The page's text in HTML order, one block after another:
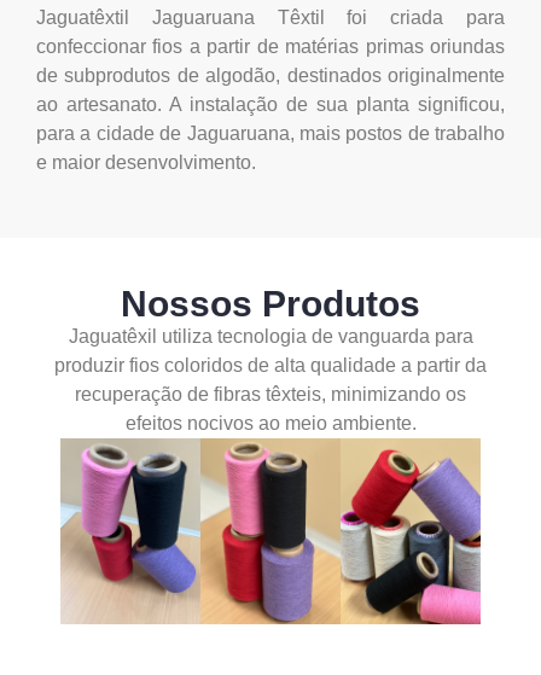
Jaguatêxtil Jaguaruana Têxtil foi criada para
confeccionar fios a partir de matérias primas oriundas
de subprodutos de algodão, destinados originalmente
ao artesanato. A instalação de sua planta significou,
para a cidade de Jaguaruana, mais postos de trabalho
e maior desenvolvimento.
Nossos Produtos
Jaguatêxil utiliza tecnologia de vanguarda para
produzir fios coloridos de alta qualidade a partir da
recuperação de fibras têxteis, minimizando os
efeitos nocivos ao meio ambiente.